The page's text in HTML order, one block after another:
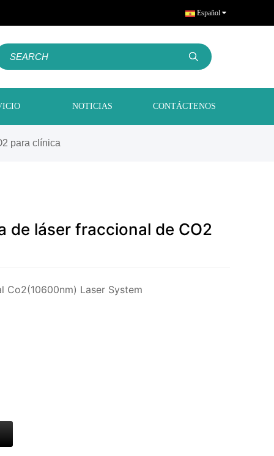
Español
NOTICIAS CONTÁCTENOS
para clínica
de láser fraccional de CO2
Co2(10600nm) Laser System